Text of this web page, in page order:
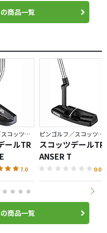
商品一覧
ピンゴルフ／スコッツデールTR
ールTR
7.0
ピンゴルフ／スコッツデールTR
スコッツデールTR
ANSER T
0.0
商品一覧